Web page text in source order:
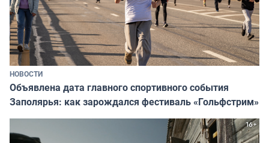
НОВОСТИ
Объявлена дата главного спортивного события
Заполярья: как зарождался фестиваль «Гольфстрим»